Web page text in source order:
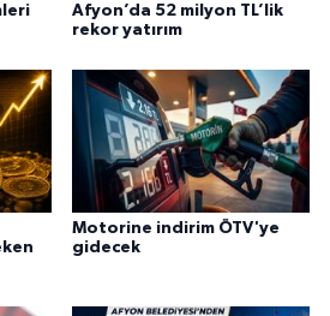
Afyon’da 52 milyon TL’lik
rekor yatırım
Motorine indirim ÖTV'ye
gidecek